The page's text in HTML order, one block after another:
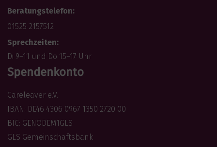
Beratungstelefon:
01525 2157512
Sprechzeiten:
Di 9–11 und Do 15–17 Uhr
Spendenkonto
Careleaver e.V.
IBAN: DE46 4306 0967 1350 2720 00
BIC: GENODEM1GLS
GLS Gemeinschaftsbank